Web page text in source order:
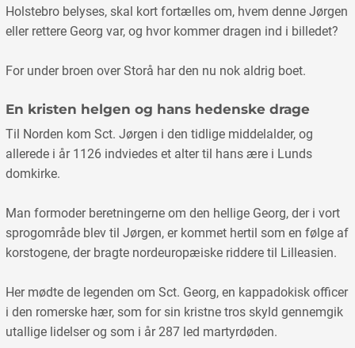
Holstebro belyses, skal kort fortælles om, hvem denne Jørgen
eller rettere Georg var, og hvor kommer dragen ind i billedet?
For under broen over Storå har den nu nok aldrig boet.
En kristen helgen og hans hedenske drage
Til Norden kom Sct. Jørgen i den tidlige middelalder, og
allerede i år 1126 indviedes et alter til hans ære i Lunds
domkirke.
Man formoder beretningerne om den hellige Georg, der i vort
sprogområde blev til Jørgen, er kommet hertil som en følge af
korstogene, der bragte nordeuropæiske riddere til Lilleasien.
Her mødte de legenden om Sct. Georg, en kappadokisk officer
i den romerske hær, som for sin kristne tros skyld gennemgik
utallige lidelser og som i år 287 led martyrdøden.